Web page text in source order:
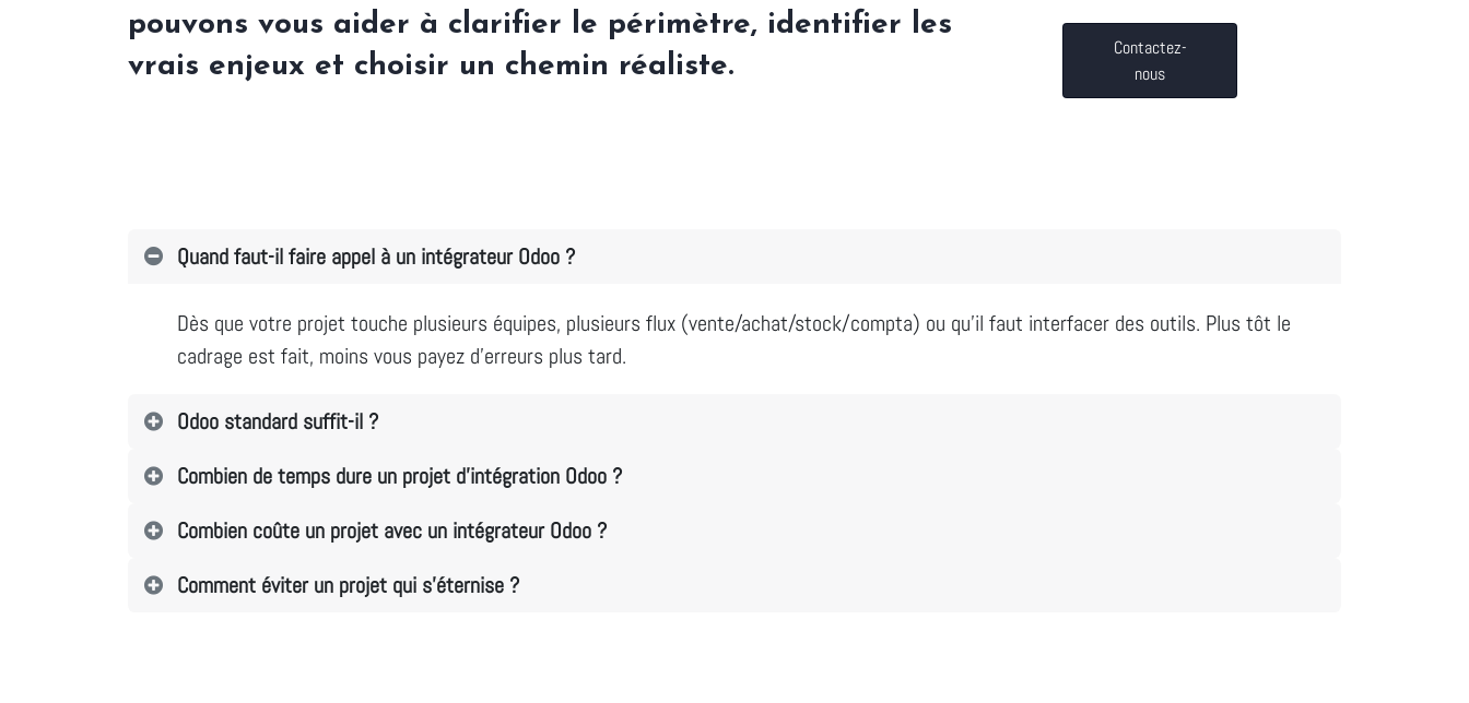
pouvons vous aider à clarifier le périmètre, identifier les
vrais enjeux et choisir un chemin réaliste.
Contactez-
nous
Quand faut-il faire appel à un intégrateur Odoo ?
Dès que votre projet touche plusieurs équipes, plusieurs flux (vente/achat/stock/compta) ou qu’il faut interfacer des outils. Plus tôt le
cadrage est fait, moins vous payez d’erreurs plus tard.
Odoo standard suffit-il ?
Combien de temps dure un projet d’intégration Odoo ?
Combien coûte un projet avec un intégrateur Odoo ?
Comment éviter un projet qui s’éternise ?